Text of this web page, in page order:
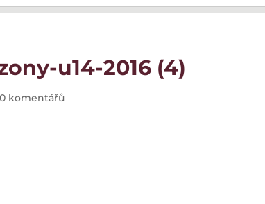
u14-2016 (4)
0 komentářů